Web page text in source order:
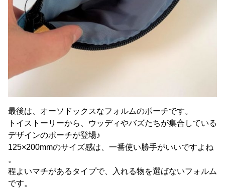
最後は、オーソドックスなフォルムのポーチです。
トイストーリーから、ウッディやバズたちが集合している
デザインのポーチが登場♪
125×200mmのサイズ感は、一番使い勝手がいいですよね
。
程よいマチがあるタイプで、入れる物を選ばないフォルム
です。